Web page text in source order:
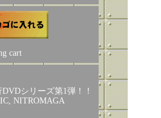
cart
シリーズ第1弾！！
NITROMAGA